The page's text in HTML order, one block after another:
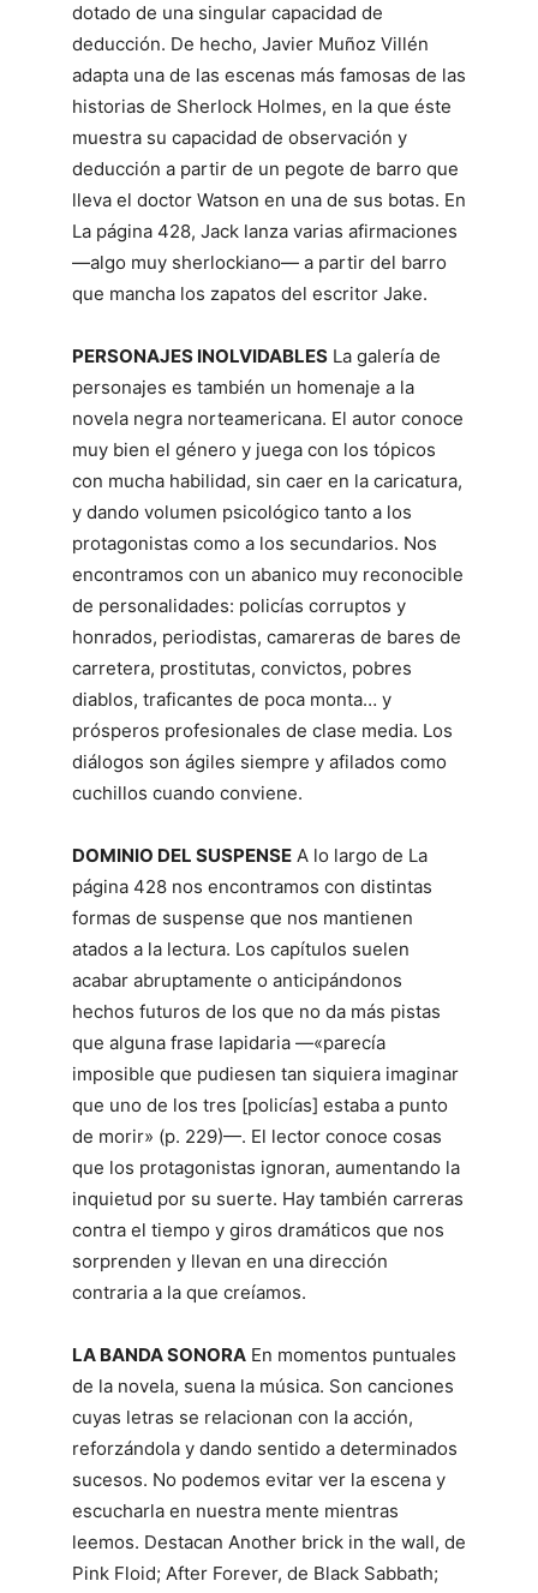
dotado de una singular capacidad de
deducción. De hecho, Javier Muñoz Villén
adapta una de las escenas más famosas de las
historias de Sherlock Holmes, en la que éste
muestra su capacidad de observación y
deducción a partir de un pegote de barro que
lleva el doctor Watson en una de sus botas. En
La página 428, Jack lanza varias afirmaciones
—algo muy sherlockiano— a partir del barro
que mancha los zapatos del escritor Jake.
PERSONAJES INOLVIDABLES La galería de
personajes es también un homenaje a la
novela negra norteamericana. El autor conoce
muy bien el género y juega con los tópicos
con mucha habilidad, sin caer en la caricatura,
y dando volumen psicológico tanto a los
protagonistas como a los secundarios. Nos
encontramos con un abanico muy reconocible
de personalidades: policías corruptos y
honrados, periodistas, camareras de bares de
carretera, prostitutas, convictos, pobres
diablos, traficantes de poca monta… y
prósperos profesionales de clase media. Los
diálogos son ágiles siempre y afilados como
cuchillos cuando conviene.
DOMINIO DEL SUSPENSE A lo largo de La
página 428 nos encontramos con distintas
formas de suspense que nos mantienen
atados a la lectura. Los capítulos suelen
acabar abruptamente o anticipándonos
hechos futuros de los que no da más pistas
que alguna frase lapidaria —«parecía
imposible que pudiesen tan siquiera imaginar
que uno de los tres [policías] estaba a punto
de morir» (p. 229)—. El lector conoce cosas
que los protagonistas ignoran, aumentando la
inquietud por su suerte. Hay también carreras
contra el tiempo y giros dramáticos que nos
sorprenden y llevan en una dirección
contraria a la que creíamos.
LA BANDA SONORA En momentos puntuales
de la novela, suena la música. Son canciones
cuyas letras se relacionan con la acción,
reforzándola y dando sentido a determinados
sucesos. No podemos evitar ver la escena y
escucharla en nuestra mente mientras
leemos. Destacan Another brick in the wall, de
Pink Floid; After Forever, de Black Sabbath;